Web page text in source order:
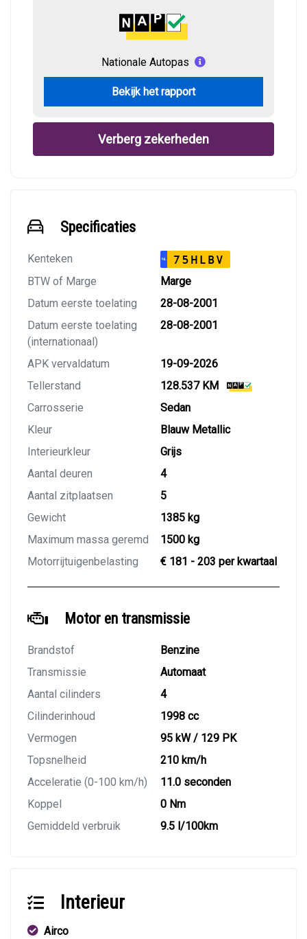
Nationale Autopas
Bekijk het rapport
Verberg zekerheden
Specificaties
Kenteken NL 75HLBV
BTW of Marge
Marge
Datum eerste toelating
28-08-2001
Datum eerste toelating
(internationaal)
28-08-2001
APK vervaldatum
19-09-2026
Tellerstand
128.537 KM
Carrosserie
Sedan
Kleur
Blauw Metallic
Interieurkleur
Grijs
Aantal deuren
4
Aantal zitplaatsen
5
Gewicht
1385 kg
Maximum massa geremd
1500 kg
Motorrijtuigenbelasting
€ 181 - 203 per kwartaal
Motor en transmissie
Brandstof
Benzine
Transmissie
Automaat
Aantal cilinders
4
Cilinderinhoud
1998 cc
Vermogen
95 kW / 129 PK
Topsnelheid
210 km/h
Acceleratie (0-100 km/h)
11.0 seconden
Koppel
0 Nm
Gemiddeld verbruik
9.5 l/100km
Interieur
Airco